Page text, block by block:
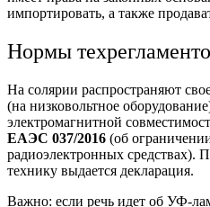
импортировать, а также
Нормы
На солярии распространяют
(на низковольтное
электромагнитной
ЕАЭС 037/2016 (об
радиоэлектронных средствах).
технику выдается декларация.
Важно: если речь идет об УФ-